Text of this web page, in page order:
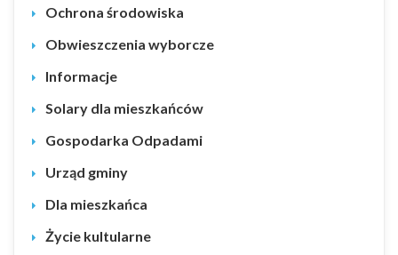
Ochrona środowiska
Obwieszczenia wyborcze
Informacje
Solary dla mieszkańców
Gospodarka Odpadami
Urząd gminy
Dla mieszkańca
Życie kultularne